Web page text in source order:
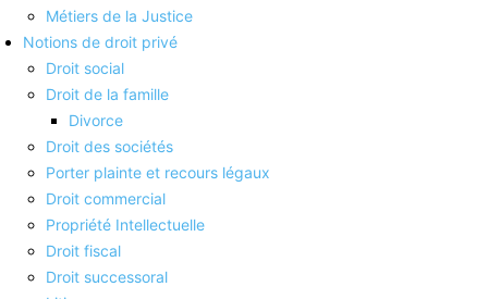
Métiers de la Justice
Notions de droit privé
Droit social
Droit de la famille
Divorce
Droit des sociétés
Porter plainte et recours légaux
Droit commercial
Propriété Intellectuelle
Droit fiscal
Droit successoral